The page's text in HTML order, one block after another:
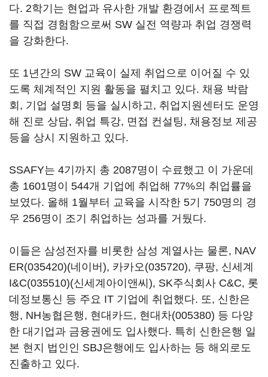
다. 2학기는 현업과 유사한 개발 환경에서 프로젝트
를 직접 경험함으로써 SW 실전 역량과 취업 경쟁력
을 강화한다.
또 1년간의 SW 교육이 실제 취업으로 이어질 수 있
도록 체계적인 지원 활동을 펼치고 있다. 채용 박람
회, 기업 설명회 등을 실시하고, 취업지원센터도 운영
해 진로 상담, 취업 특강, 면접 컨설팅, 채용정보 제공
등을 상시 지원하고 있다.
SSAFY는 4기까지 총 2087명이 수료했고 이 가운데
총 1601명이 544개 기업에 취업해 77%의 취업률을
보였다. 올해 1월부터 교육을 시작한 5기 750명의 경
우 256명이 조기 취업하는 성과를 거뒀다.
이들은 삼성전자를 비롯한 삼성 계열사는 물론, NAV
ER(035420)(네이버), 카카오(035720), 쿠팡, 신세계
I&C(035510)(신세계아이앤씨), SK주식회사 C&C, 롯
데정보통신 등 주요 IT 기업에 취업했다. 또, 신한은
행, NH농협은행, 현대카드, 현대차(005380) 등 다양
한 대기업과 금융권에도 입사했다. 특히 신한은행 일
본 현지 법인인 SBJ은행에도 입사하는 등 해외로도
진출하고 있다.